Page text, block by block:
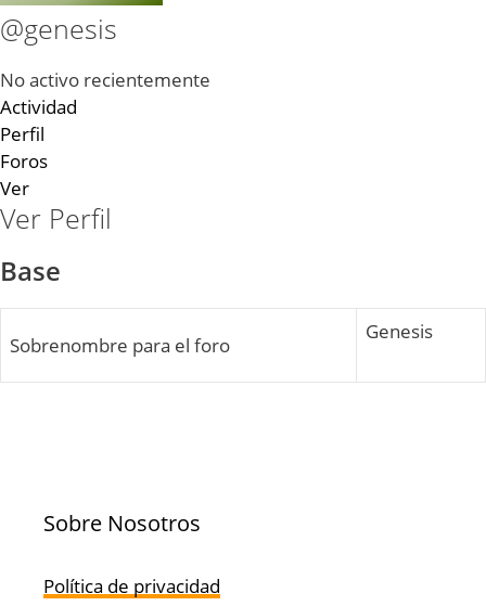
@genesis
No activo recientemente
Actividad
Perfil
Foros
Ver
Ver Perfil
Base
Sobrenombre para el foro
Genesis
Sobre Nosotros
Política de privacidad